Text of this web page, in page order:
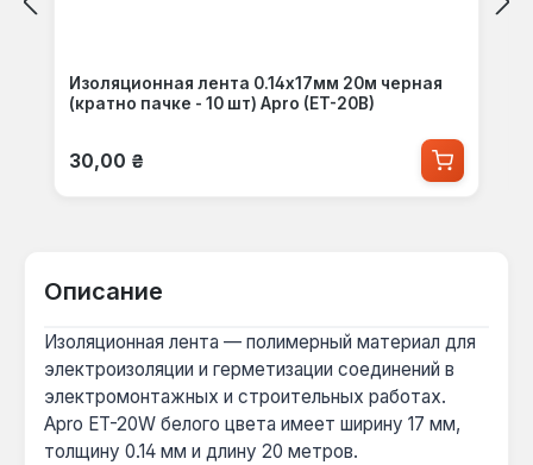
Изоляционная лента 0.14х17мм 20м черная
(кратно пачке - 10 шт) Apro (ET-20B)
Обычная цена:
30,00 ₴
Описание
Изоляционная лента — полимерный материал для
электроизоляции и герметизации соединений в
электромонтажных и строительных работах.
Apro ET-20W белого цвета имеет ширину 17 мм,
толщину 0.14 мм и длину 20 метров.